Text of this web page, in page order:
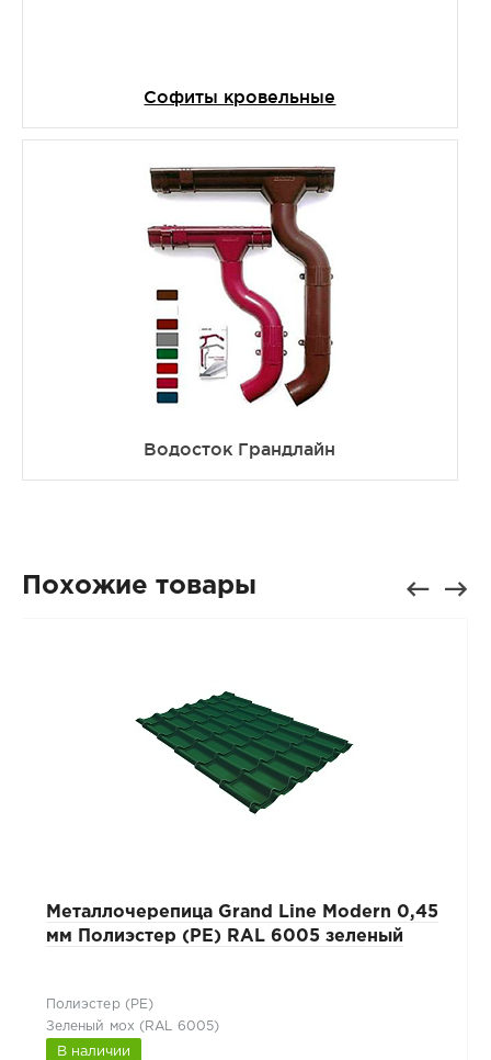
Софиты кровельные
Водосток Грандлайн
Похожие товары
Металлочерепица Grand Line Modern 0,45
мм Полиэстер (PE) RAL 6005 зеленый
Полиэстер (РЕ)
Зеленый мох (RAL 6005)
В наличии